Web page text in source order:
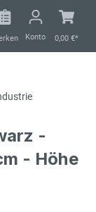
Konto 0,00 €*
-
- Höhe